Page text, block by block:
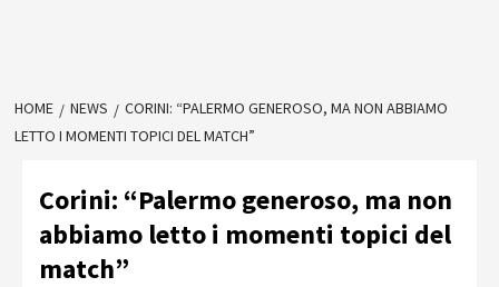
HOME NEWS
CORINI: “PALERMO GENEROSO, MA NON ABBIAMO
LETTO I MOMENTI TOPICI DEL MATCH”
Corini: “Palermo generoso, ma non
abbiamo letto i momenti topici del
match”